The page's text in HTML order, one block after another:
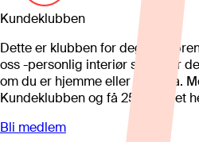
Kundeklubben
Dette er klubben for deg som
oss -personlig interiør som gjør
om du er hjemme eller på hytta.
Kundeklubben og få 25%* på et
Bli medlem